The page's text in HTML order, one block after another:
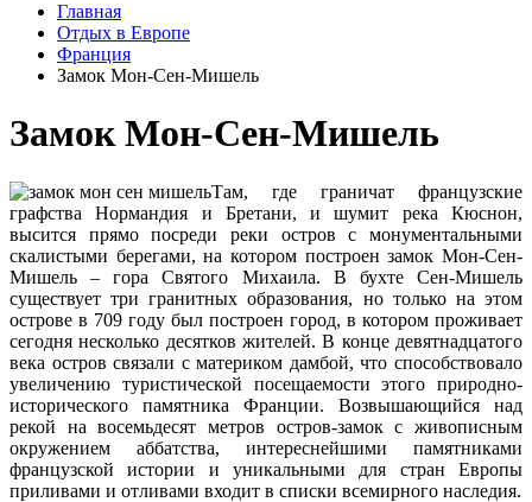
Главная
Отдых в Европе
Франция
Замок Мон-Сен-Мишель
Замок Мон-Сен-Мишель
Там, где граничат французские
графства Нормандия и Бретани, и шумит река Кюснон,
высится прямо посреди реки остров с монументальными
скалистыми берегами, на котором построен замок Мон-Сен-
Мишель – гора Святого Михаила. В бухте Сен-Мишель
существует три гранитных образования, но только на этом
острове в 709 году был построен город, в котором проживает
сегодня несколько десятков жителей. В конце девятнадцатого
века остров связали с материком дамбой, что способствовало
увеличению туристической посещаемости этого природно-
исторического памятника Франции. Возвышающийся над
рекой на восемьдесят метров остров-замок с живописным
окружением аббатства, интереснейшими памятниками
французской истории и уникальными для стран Европы
приливами и отливами входит в списки всемирного наследия.